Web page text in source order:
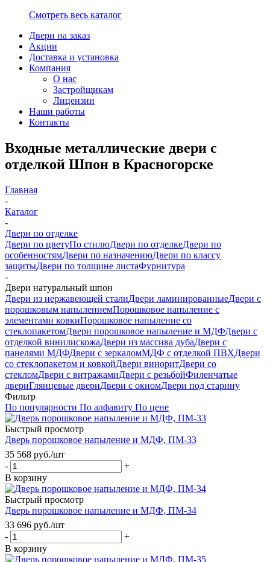
Смотреть весь каталог
Двери на заказ
Акции
Доставка и установка
Компания
О нас
Застройщикам
Лицензии
Наши работы
Контакты
Входные металлические двери с
отделкой Шпон в Красногорске
Главная
-
Каталог
-
Двери по отделке
Двери по цветуПо стилюДвери по отделкеДвери по
особенностямДвери по назначениюДвери по классу
защитыДвери по толщине листаФурнитура
-
Двери натуральный шпон
Двери из нержавеющей сталиДвери ламинированныеДвери с
порошковым напылениемПорошковое напыление с
элементами ковкиПорошковое напыление со
стеклопакетомДвери порошковое напыление и МДФДвери с
отделкой винилискожаДвери из массива дубаДвери с
панелями МДФДвери с зеркаломМДФ с отделкой ПВХДвери
со стеклопакетом и ковкойДвери виноритДвери со
стекломДвери с витражамиДвери с резьбойФиленчатые
двериГлянцевые двериДвери с окномДвери под старину
Фильтр
По популярности По алфавиту По цене
Быстрый просмотр
Дверь порошковое напыление и МДФ, ПМ-33
35 568 руб./шт
-
+
В корзину
Быстрый просмотр
Дверь порошковое напыление и МДФ, ПМ-34
33 696 руб./шт
-
+
В корзину